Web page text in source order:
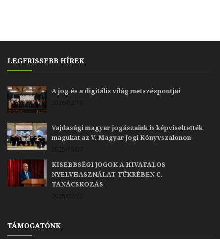
LEGFRISSEBB HÍREK
A jog és a digitális világ metszéspontjai
2026/02/19
Vajdasági magyar jogászaink is képviseltették
magukat az V. Magyar Jogi Könyvszalonon
2025/10/07
KISEBBSÉGI JOGOK A HIVATALOS
NYELVHASZNÁLAT TÜKRÉBEN C.
TANÁCSKOZÁS
2025/03/22
TÁMOGATÓNK